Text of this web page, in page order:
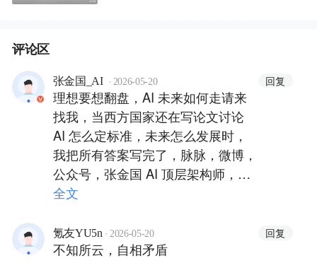
评论区
张金国_AI · 2026-05-20 回复
理想要想翻盘，AI 未来如何走请来
找我，当西方国家还在写论文讨论
AI 怎么定标准，未来怎么发展时，
我把所有答案写完了，脉脉，微博，
公众号，张金国 AI 顶层架构师，国
家著作权确权，中国信通院评审等等
全文
氪友YU5n · 2026-05-20 回复
不知所云，自相矛盾